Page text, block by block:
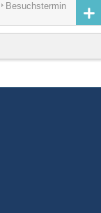
Besuchstermin